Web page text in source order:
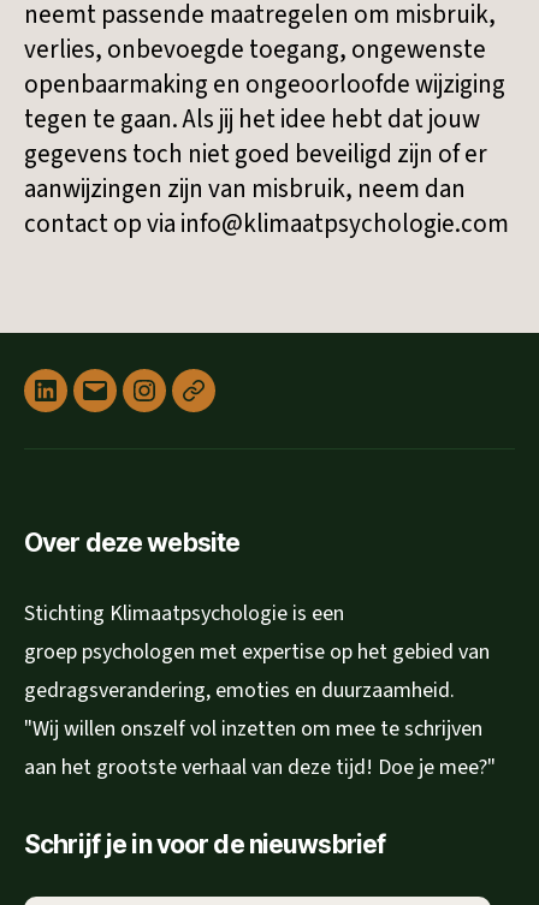
neemt passende maatregelen om misbruik,
verlies, onbevoegde toegang, ongewenste
openbaarmaking en ongeoorloofde wijziging
tegen te gaan. Als jij het idee hebt dat jouw
gegevens toch niet goed beveiligd zijn of er
aanwijzingen zijn van misbruik, neem dan
contact op via info@klimaatpsychologie.com
Linked
E-
InstagramPrivacyverklaring
Over deze website
Stichting Klimaatpsychologie is een
groep psychologen met expertise op het gebied van
gedragsverandering, emoties en duurzaamheid.
"Wij willen onszelf vol inzetten om mee te schrijven
aan het grootste verhaal van deze tijd! Doe je mee?"
Schrijf je in voor de nieuwsbrief